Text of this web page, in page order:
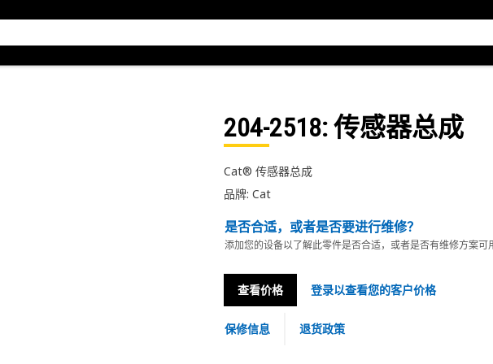
204-2518: 传感器总成
Cat® 传感器总成
品牌: Cat
是否合适，或者是否要进行维修？
添加您的设备以了解此零件是否合适，或者是否有维修方案可
查看价格 登录以查看您的客户价格
保修信息 退货政策